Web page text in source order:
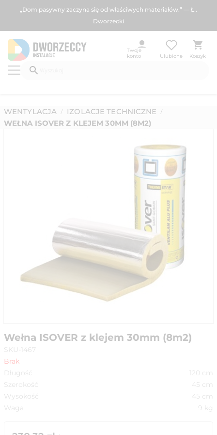
„Dom pasywny zaczyna się od właściwych materiałów.” — Ł .
Dworzecki
Twoje
konto
Ulubione Koszyk
WENTYLACJA / IZOLACJE TECHNICZNE /
WEŁNA ISOVER Z KLEJEM 30MM (8M2)
Wełna ISOVER z klejem 30mm (8m2)
SKU-1467
Brak
Długość
120 cm
Szerokość
45 cm
Wysokość
45 cm
Waga
9 kg